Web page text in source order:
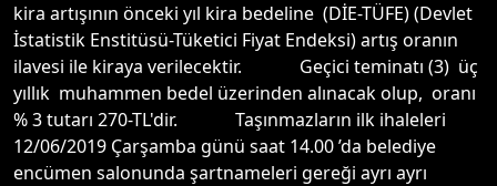
kira artışının önceki yıl kira bedeline (DİE-TÜFE) (Devlet
İstatistik Enstitüsü-Tüketici Fiyat Endeksi) artış oranın
ilavesi ile kiraya verilecektir. Geçici teminatı (3) üç
yıllık muhammen bedel üzerinden alınacak olup, oranı
% 3 tutarı 270-TL'dir. Taşınmazların ilk ihaleleri
12/06/2019 Çarşamba günü saat 14.00 ’da belediye
encümen salonunda şartnameleri gereği ayrı ayrı